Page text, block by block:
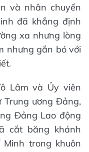
và nhân chuyến
đã khẳng định
xa nhưng lòng
nhưng gắn bó với
Lâm và Ủy viên
Trung ương Đảng,
Đảng Lao động
cắt băng khánh
trong khuôn